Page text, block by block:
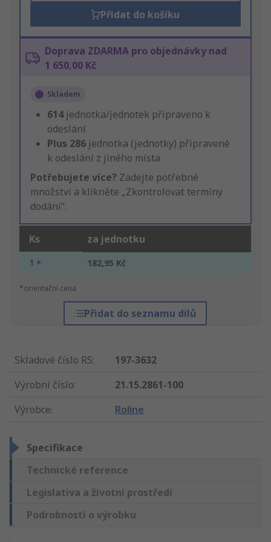
Přidat do košíku
Doprava ZDARMA pro objednávky nad
1 650,00 Kč
Skladem
614 jednotka/jednotek připraveno k
odeslání
Plus 286 jednotka (jednotky) připravené
k odeslání z jiného místa
Potřebujete více? Zadejte potřebné
množství a klikněte „Zkontrolovat termíny
dodání“.
Ks za jednotku
1 + 182,95 Kč
*orientační cena
Přidat do seznamu dílů
Skladové číslo RS:
197-3632
Výrobní číslo:
21.15.2861-100
Výrobce: Roline
Specifikace
Technické reference
Legislativa a životní prostředí
Podrobnosti o výrobku